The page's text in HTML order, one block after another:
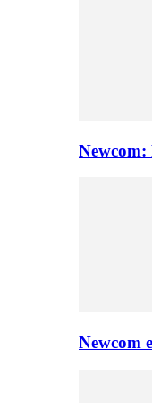
Newcom:
Newcom